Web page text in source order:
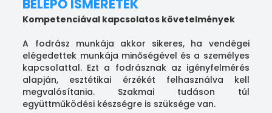
BELÉPŐ ISMERETEK
Kompetenciával kapcsolatos követelmények
A fodrász munkája akkor sikeres, ha vendégei
elégedettek munkája minőségével és a személyes
kapcsolattal. Ezt a fodrásznak az igényfelmérés
alapján, esztétikai érzékét felhasználva kell
megvalósítania. Szakmai tudáson túl
együttműködési készségre is szüksége van.